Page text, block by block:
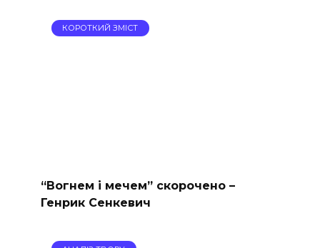
КОРОТКИЙ ЗМІСТ
“Вогнем і мечем” скорочено –
Генрик Сенкевич